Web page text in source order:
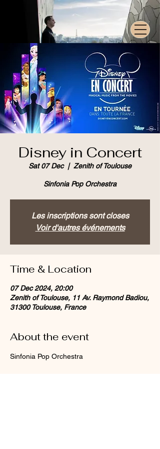
Disney in Concert
Sat 07 Dec
  |
Zenith of Toulouse
Sinfonia Pop Orchestra
Les inscriptions sont closes
Voir d'autres événements
Time & Location
07 Dec 2024, 20:00
Zenith of Toulouse, 11 Av. Raymond Badiou,
31300 Toulouse, France
About the event
Sinfonia Pop Orchestra